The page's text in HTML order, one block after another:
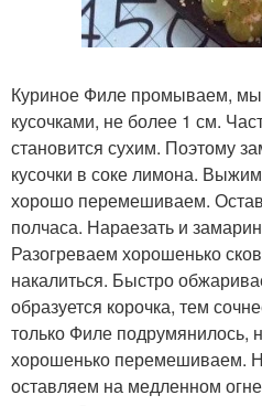
Куриное Филе промываем,
кусочками, не более 1 см.
становится сухим. Поэтому
кусочки в соке лимона.
хорошо перемешиваем.
полчаса. Нараезать и
Разогреваем хорошенько
накалиться. Быстро
образуется корочка, тем
только Филе подрумянилось,
хорошенько перемешиваем.
оставляем на медленном